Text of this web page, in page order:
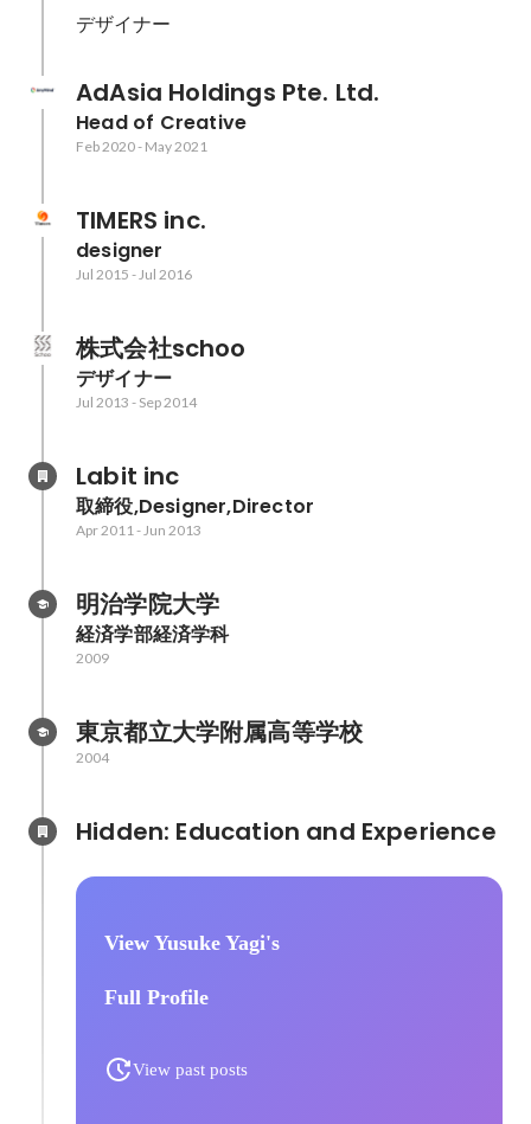
デザイナー
AdAsia Holdings Pte. Ltd.
Head of Creative
Feb 2020- May 2021
TIMERS inc.
designer
Jul 2015 -Jul 2016
株式会社schoo
デザイナー
Jul 2013 - Sep 2014
Labit inc
取締役,Designer,Director
Apr 2011-Jun 2013
明治学院大学
経済学部経済学科
2009
東京都立大学附属高等学校
2004
View Yusuke Yagi's
Full Profile
View past posts